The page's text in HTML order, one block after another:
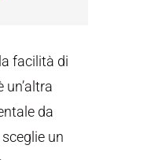
facilità di
un’altra
da
un